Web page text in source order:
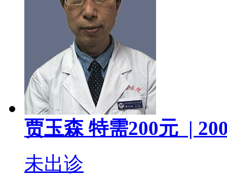
贾玉森 特需200元 |
未出诊